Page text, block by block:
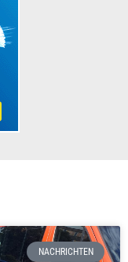
NACHRICHTEN